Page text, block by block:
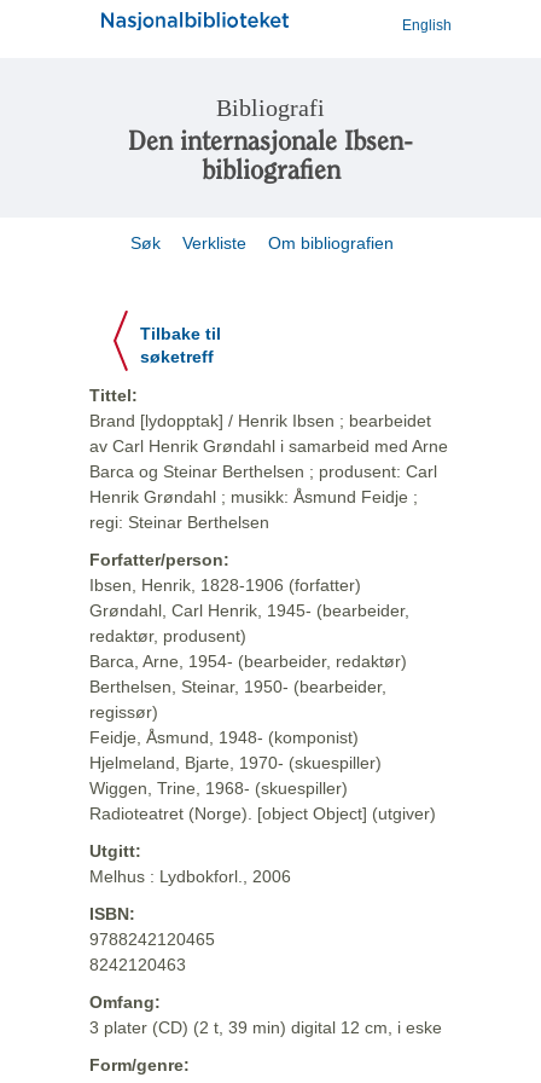
English
Bibliografi
Den internasjonale Ibsen-
bibliografien
Søk Verkliste Om bibliografien
Tilbake til
søketreff
Tittel:
Brand [lydopptak] / Henrik Ibsen ; bearbeidet
av Carl Henrik Grøndahl i samarbeid med Arne
Barca og Steinar Berthelsen ; produsent: Carl
Henrik Grøndahl ; musikk: Åsmund Feidje ;
regi: Steinar Berthelsen
Forfatter/person:
Ibsen, Henrik, 1828-1906 (forfatter)
Grøndahl, Carl Henrik, 1945- (bearbeider,
redaktør, produsent)
Barca, Arne, 1954- (bearbeider, redaktør)
Berthelsen, Steinar, 1950- (bearbeider,
regissør)
Feidje, Åsmund, 1948- (komponist)
Hjelmeland, Bjarte, 1970- (skuespiller)
Wiggen, Trine, 1968- (skuespiller)
Radioteatret (Norge). [object Object] (utgiver)
Utgitt:
Melhus : Lydbokforl., 2006
ISBN:
9788242120465
8242120463
Omfang:
3 plater (CD) (2 t, 39 min) digital 12 cm, i eske
Form/genre: